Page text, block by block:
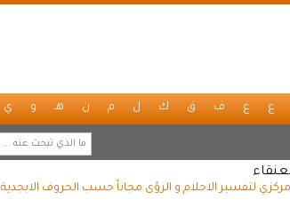
ع غ ف ق ك ل م ن هـ و ي
لتفسير الاحلام و الرؤى مجاناً حسب الحروف الابجدية